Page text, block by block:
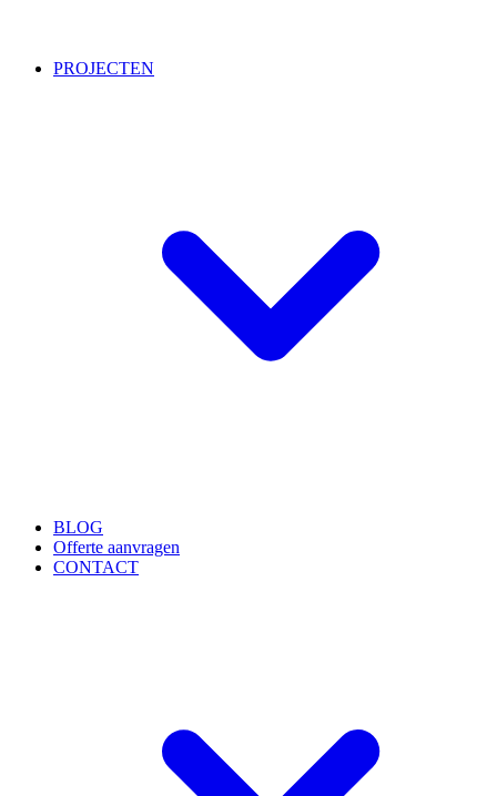
PROJECTEN
BLOG
Offerte aanvragen
CONTACT